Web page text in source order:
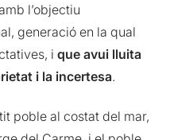
l’objectiu
generació en la qual
ique avui lluita
i la incertesa.
poble al costat del mar,